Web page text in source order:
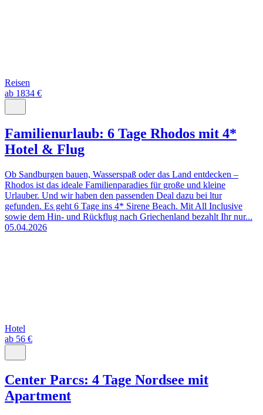
Reisen
ab 1834 €
Familienurlaub: 6 Tage Rhodos mit 4*
Hotel & Flug
Ob Sandburgen bauen, Wasserspaß oder das Land entdecken –
Rhodos ist das ideale Familienparadies für große und kleine
Urlauber. Und wir haben den passenden Deal dazu bei ltur
gefunden. Es geht 6 Tage ins 4* Sirene Beach. Mit All Inclusive
sowie dem Hin- und Rückflug nach Griechenland bezahlt Ihr nur...
05.04.2026
Hotel
ab 56 €
Center Parcs: 4 Tage Nordsee mit
Apartment